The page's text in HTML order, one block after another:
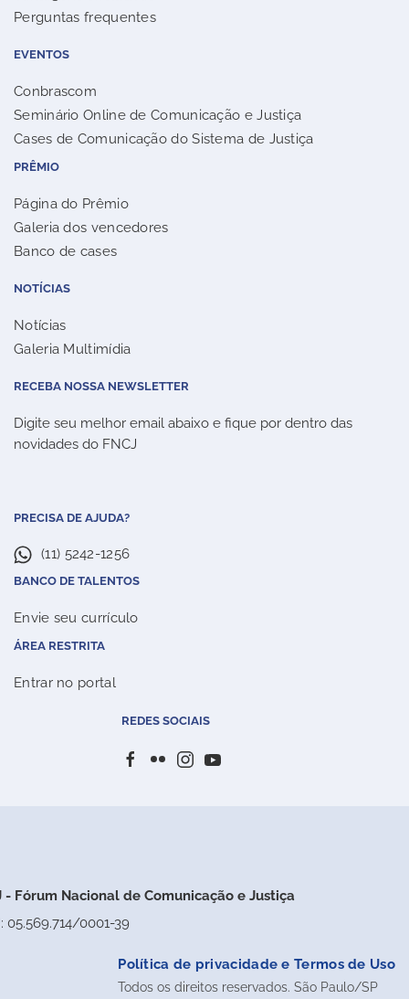
Perguntas frequentes
EVENTOS
Conbrascom
Seminário Online de Comunicação e Justiça
Cases de Comunicação do Sistema de Justiça
PRÊMIO
Página do Prêmio
Galeria dos vencedores
Banco de cases
NOTÍCIAS
Notícias
Galeria Multimídia
RECEBA NOSSA NEWSLETTER
Digite seu melhor email abaixo e fique por dentro das
novidades do FNCJ
PRECISA DE AJUDA?
(11) 5242-1256
BANCO DE TALENTOS
Envie seu currículo
ÁREA RESTRITA
Entrar no portal
REDES SOCIAIS
- Fórum Nacional de Comunicação e Justiça
05.569.714/0001-39
Política de privacidade e Termos de Uso
Todos os direitos reservados. São Paulo/SP